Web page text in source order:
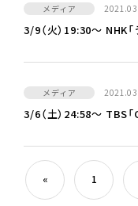
メディア
3/9（火）19:30〜 NHK「
メディア
3/6（土）24:58〜 TBS
« 1